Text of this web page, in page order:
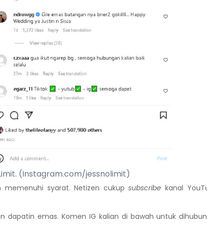
(Instagram.com/jessnolimit)
memenuhi syarat. Netizen cukupsubscribe kanal
dapatin emas. Komen IG kalian di bawah untuk